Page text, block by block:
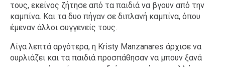
τους, εκείνος ζήτησε από τα παιδιά να βγουν από την
καμπίνα. Και τα δυο πήγαν σε διπλανή καμπίνα, όπου
έμεναν άλλοι συγγενείς τους.
Λίγα λεπτά αργότερα, η Kristy Manzanares άρχισε να
ουρλιάζει και τα παιδιά προσπάθησαν να μπουν ξανά